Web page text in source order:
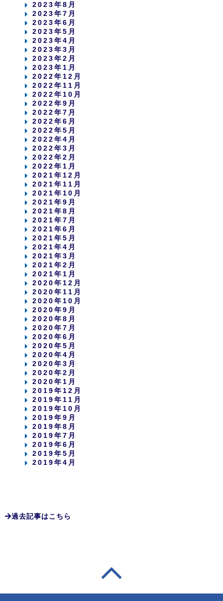
2023年8月
2023年7月
2023年6月
2023年5月
2023年4月
2023年3月
2023年2月
2023年1月
2022年12月
2022年11月
2022年10月
2022年9月
2022年7月
2022年6月
2022年5月
2022年4月
2022年3月
2022年2月
2022年1月
2021年12月
2021年11月
2021年10月
2021年9月
2021年8月
2021年7月
2021年6月
2021年5月
2021年4月
2021年3月
2021年2月
2021年1月
2020年12月
2020年11月
2020年10月
2020年9月
2020年8月
2020年7月
2020年6月
2020年5月
2020年4月
2020年3月
2020年2月
2020年1月
2019年12月
2019年11月
2019年10月
2019年9月
2019年8月
2019年7月
2019年6月
2019年5月
2019年4月
過去記事はこちら